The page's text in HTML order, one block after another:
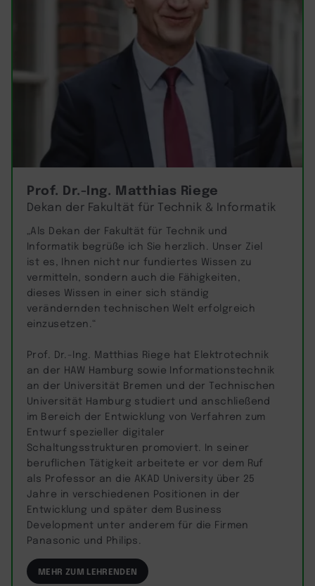
Prof. Dr.-Ing. Matthias Riege
Dekan der Fakultät für Technik & Informatik
„Als Dekan der Fakultät für Technik und
Informatik begrüße ich Sie herzlich. Unser Ziel
ist es, Ihnen nicht nur fundiertes Wissen zu
vermitteln, sondern auch die Fähigkeiten,
dieses Wissen in einer sich ständig
verändernden technischen Welt erfolgreich
einzusetzen.“
Prof. Dr.-Ing. Matthias Riege hat Elektrotechnik
an der HAW Hamburg sowie Informationstechnik
an der Universität Bremen und der Technischen
Universität Hamburg studiert und anschließend
im Bereich der Entwicklung von Verfahren zum
Entwurf spezieller digitaler
Schaltungsstrukturen promoviert. In seiner
beruflichen Tätigkeit arbeitete er vor dem Ruf
als Professor an die AKAD University über 25
Jahre in verschiedenen Positionen in der
Entwicklung und später dem Business
Development unter anderem für die Firmen
Panasonic und Philips.
MEHR ZUM LEHRENDEN